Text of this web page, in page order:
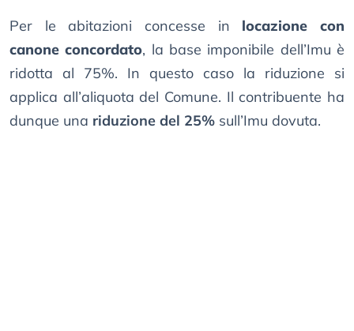
Per le abitazioni concesse in locazione con
canone concordato, la base imponibile dell’Imu è
ridotta al 75%. In questo caso la riduzione si
applica all’aliquota del Comune. Il contribuente ha
dunque una riduzione del 25% sull’Imu dovuta.